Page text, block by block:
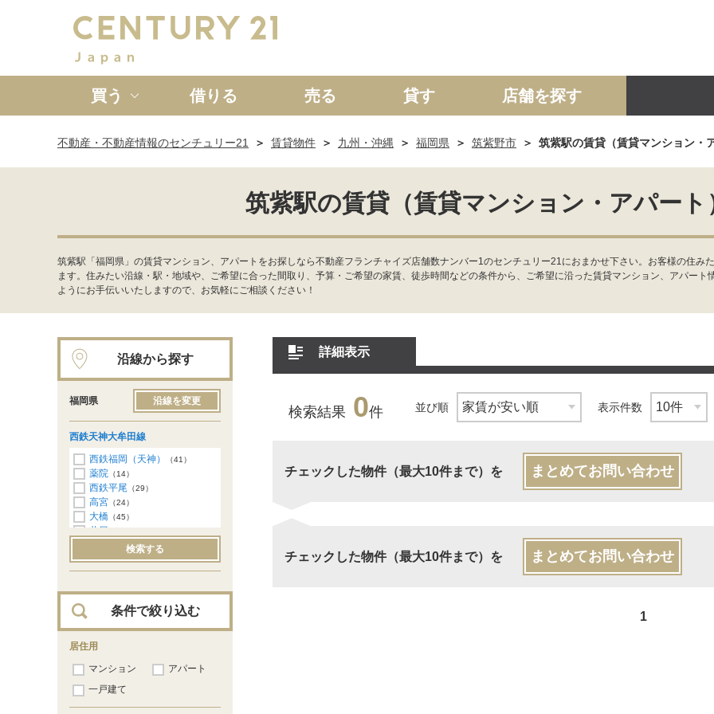
買う
新築一戸建て 中古一戸建て マンション 土地 事業投資用
借りる 売る 貸す 店舗を探す
不動産・不動産情報のセンチュリー21 賃貸物件 九州・沖縄 福岡県 筑紫野市 筑紫駅の賃貸（賃貸マンション・
筑紫駅の賃貸（賃貸マンション・アパート
筑紫駅「福岡県」の賃貸マンション、アパートをお探しなら不動産フランチャイズ店舗数ナンバー1のセンチュリー21におまかせ下さい。お客様の住
ます。住みたい沿線・駅・地域や、ご希望に合った間取り、予算・ご希望の家賃、徒歩時間などの条件から、ご希望に沿った賃貸マンション、アパー
ようにお手伝いいたしますので、お気軽にご相談ください！
詳細表示
検索結果 0件 並び順 表示件数
チェックした物件（最大10件まで）を まとめてお問い合わせ
チェックした物件（最大10件まで）を まとめてお問い合わせ
1
沿線から探す
福岡県 沿線を変更
西鉄天神大牟田線
西鉄福岡（天神）
（41）
薬院 （14）
西鉄平尾 （29）
高宮 （24）
大橋 （45）
井尻
（14）
桜並木（3）
春日原（2）
下大利 （3）
西鉄二日市 （1）
西鉄小郡（1）
味坂
櫛原 （509）
西鉄久留米
検索する
条件で絞り込む
居住用
マンション
アパート
一戸建て